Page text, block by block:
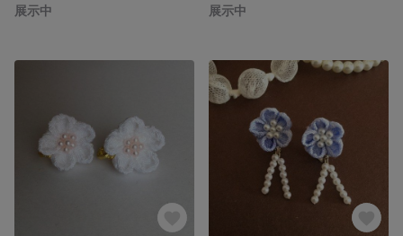
展示中
展示中